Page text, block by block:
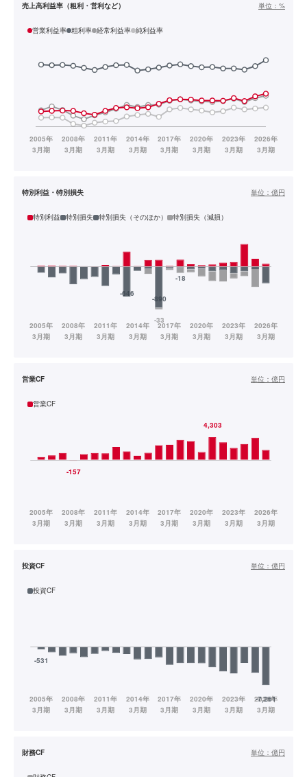
売上高利益率（粗利・営利など） 単位： %
営業利益率 粗利率 経常利益率 純利益率
特別利益・特別損失 単位： 億円
特別利益 特別損失 特別損失（そのほか） 特別損失（減損）
営業CF 単位： 億円
営業CF
投資CF 単位： 億円
投資CF
財務CF 単位： 億円